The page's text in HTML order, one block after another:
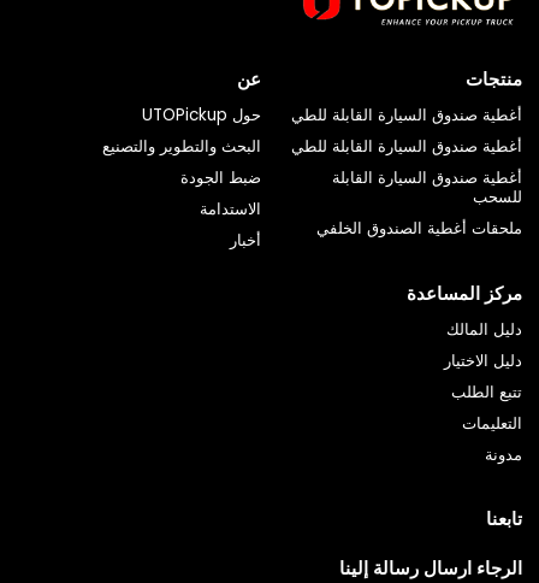
منتجات
أغطية صندوق السيارة القابلة للطي
أغطية صندوق السيارة القابلة للطي
أغطية صندوق السيارة القابلة
للسحب
ملحقات أغطية الصندوق الخلفي
عن
حول UTOPickup
البحث والتطوير والتصنيع
ضبط الجودة
الاستدامة
أخبار
مركز المساعدة
دليل المالك
دليل الاختيار
تتبع الطلب
التعليمات
مدونة
تابعنا
الرجاء ارسال رسالة إلينا